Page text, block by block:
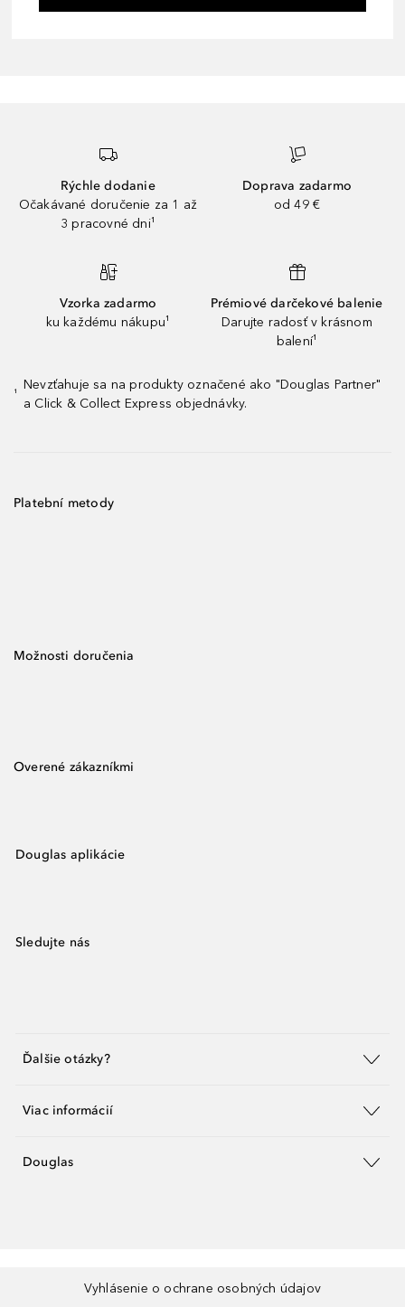
Rýchle dodanie
Očakávané doručenie za 1 až
3 pracovné dni¹
Doprava zadarmo
od 49 €
Vzorka zadarmo
ku každému nákupu¹
Prémiové darčekové balenie
Darujte radosť v krásnom
balení¹
¹
Nevzťahuje sa na produkty označené ako "Douglas Partner"
a Click & Collect Express objednávky.
Platební metody
Možnosti doručenia
Overené zákazníkmi
Douglas aplikácie
Sledujte nás
Ďalšie otázky?
Viac informácií
Douglas
Vyhlásenie o ochrane osobných údajov